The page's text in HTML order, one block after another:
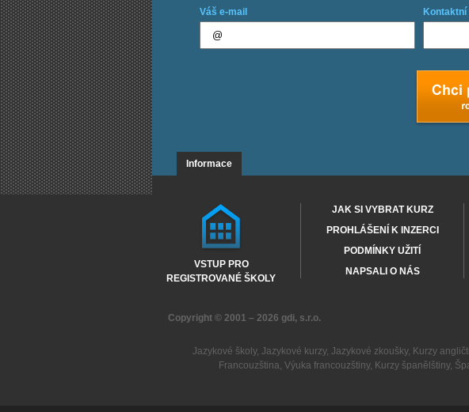
Váš e-mail
Informace
VSTUP PRO
REGISTROVANÉ ŠKOLY
JAK SI VYBRAT KURZ
PROHLÁŠENÍ K INZERCI
PODMÍNKY UŽITÍ
NAPSALI O NÁS
Copyright © 2001 – 2026 gdi, s.r.o.
Jazykové školy, Jazykové kurzy, Jazykové zkoušky, Kurzy
Francouzština, Výuka francouzštiny, Kurzy španělštiny,